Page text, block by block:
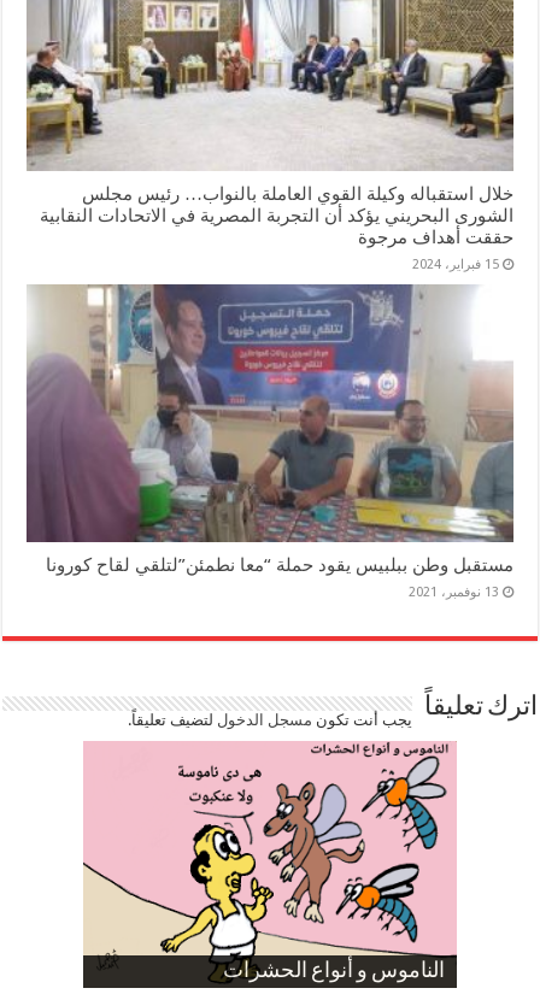
خلال استقباله وكيلة القوي العاملة بالنواب… رئيس مجلس
الشورى البحريني يؤكد أن التجربة المصرية في الاتحادات النقابية
حققت أهداف مرجوة
15 فبراير، 2024
مستقبل وطن ببلبيس يقود حملة “معا نطمئن”لتلقي لقاح كورونا
13 نوفمبر، 2021
اترك تعليقاً يجب أنت تكون مسجل الدخوللتضيف تعليقاً.
الناموس و أنواع الحشرات
الموظفين بعد ارتفاع الأسعار
ارتفاع نسبة الطلاق في مصر
صورة كاركاتيرية
صورة كاركاتيرية